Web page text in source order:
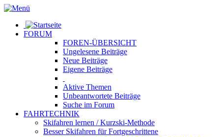
FORUM
FOREN-ÜBERSICHT
Ungelesene Beiträge
Neue Beiträge
Eigene Beiträge
Aktive Themen
Unbeantwortete Beiträge
Suche im Forum
FAHRTECHNIK
Skifahren lernen / Kurzski-Methode
Besser Skifahren für Fortgeschrittene